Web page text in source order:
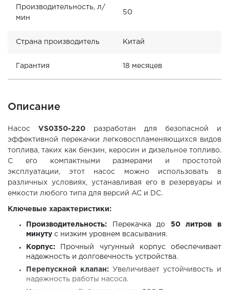
Производительность, л/
мин
50
Страна производитель Китай
Гарантия 18 месяцев
Описание
Насос VS0350-220 разработан для безопасной и
эффективной перекачки легковоспламеняющихся видов
топлива, таких как бензин, керосин и дизельное топливо.
С его компактными размерами и простотой
эксплуатации, этот насос можно использовать в
различных условиях, устанавливая его в резервуары и
емкости любого типа для версий AC и DC.
Ключевые характеристики:
Производительность: Перекачка до 50 литров в
минуту с низким уровнем всасывания.
Корпус: Прочный чугунный корпус обеспечивает
надежность и долговечность устройства.
Перепускной клапан: Увеличивает устойчивость и
надежность работы насоса.